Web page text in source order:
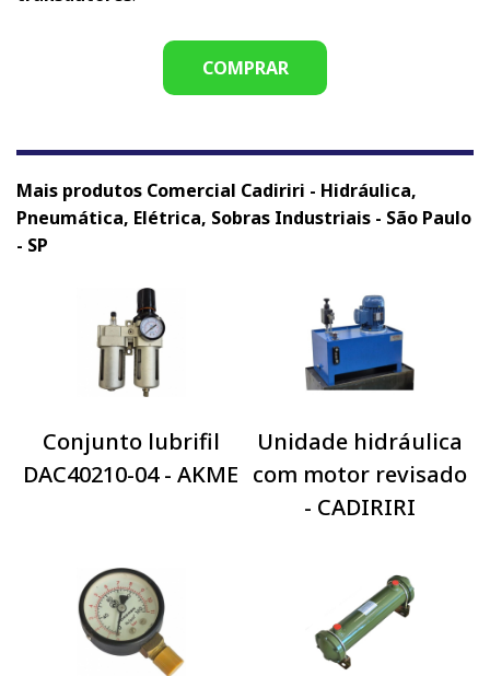
COMPRAR
Mais produtos Comercial Cadiriri - Hidráulica,
Pneumática, Elétrica, Sobras Industriais - São Paulo
- SP
Conjunto lubrifil
DAC40210-04 - AKME
Unidade hidráulica
com motor revisado
- CADIRIRI